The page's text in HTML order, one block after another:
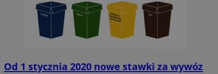
Od 1 stycznia 2020 nowe stawki za wywóz